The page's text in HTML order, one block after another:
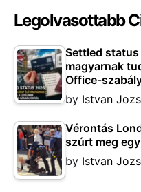
Legolvasottabb
Settled
magyarnak
Office-
by Istvan
Vérontás
szúrt meg
by Istvan